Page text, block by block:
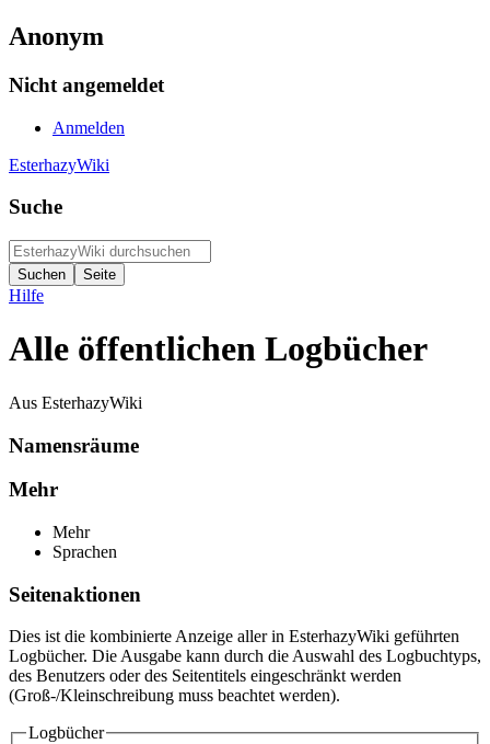
Anonym
Nicht angemeldet
Anmelden
EsterhazyWiki
Suche
Hilfe
Alle öffentlichen Logbücher
Aus EsterhazyWiki
Namensräume
Mehr
Mehr
Sprachen
Seitenaktionen
Dies ist die kombinierte Anzeige aller in EsterhazyWiki geführten
Logbücher. Die Ausgabe kann durch die Auswahl des Logbuchtyps,
des Benutzers oder des Seitentitels eingeschränkt werden
(Groß-/Kleinschreibung muss beachtet werden).
Logbücher